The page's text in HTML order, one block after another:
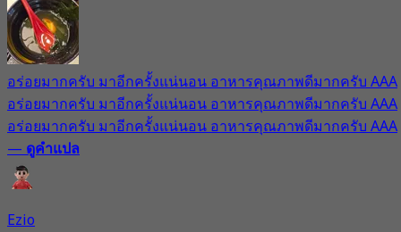
อร่อยมากครับ มาอีกครั้งแน่นอน อาหารคุณภาพดีมากครับ AAA
อร่อยมากครับ มาอีกครั้งแน่นอน อาหารคุณภาพดีมากครับ AAA
อร่อยมากครับ มาอีกครั้งแน่นอน อาหารคุณภาพดีมากครับ AAA
—ดูคำแปล
Ezio